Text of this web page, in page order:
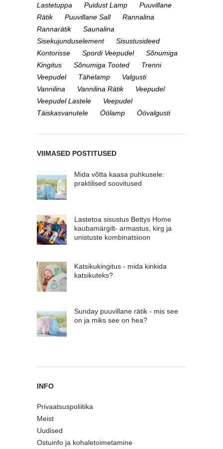
Lastetuppa
Puidust Lamp
Puuvillane
Rätik
Puuvillane Sall
Rannalina
Rannarätik
Saunalina
Sisekujunduselement
Sisustusideed
Kontorisse
Spordi Veepudel
Sõnumiga
Kingitus
Sõnumiga Tooted
Trenni
Veepudel
Tähelamp
Valgusti
Vannilina
Vannilina Rätik
Veepudel
Veepudel Lastele
Veepudel
Täiskasvanutele
Öölamp Öövalgusti
VIIMASED POSTITUSED
Mida võtta kaasa puhkusele:
praktilised soovitused
Lastetoa sisustus Bettys Home
kaubamärgilt- armastus, kirg ja
unistuste kombinatsioon
Katsikukingitus - mida kinkida
katsikuteks?
Sunday puuvillane rätik - mis see
on ja miks see on hea?
INFO
Privaatsuspoliitika
Meist
Uudised
Ostuinfo ja kohaletoimetamine